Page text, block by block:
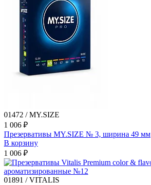
01472 / MY.SIZE
1 006 ₽
Презервативы MY.SIZE № 3, ширина 49 мм
В корзину
1 006 ₽
01891 / VITALIS